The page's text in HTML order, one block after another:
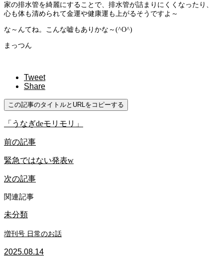
家の排水管を綺麗にすることで、排水管が詰まりにくくなったり、
心も体も清められて金運や健康運も上がるそうですよ～
な～んてね。こんな嘘もありかな～(^O^)
まっつん
Tweet
Share
この記事のタイトルとURLをコピーする
「うなぎdeモリモリ」
前の記事
緊急ではない発表w
次の記事
関連記事
未分類
増刊号 日常のお話
2025.08.14